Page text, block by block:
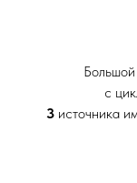
с
3 источника